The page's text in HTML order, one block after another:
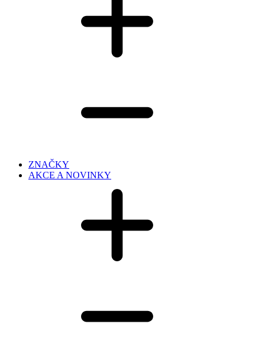
ZNAČKY
AKCE A NOVINKY